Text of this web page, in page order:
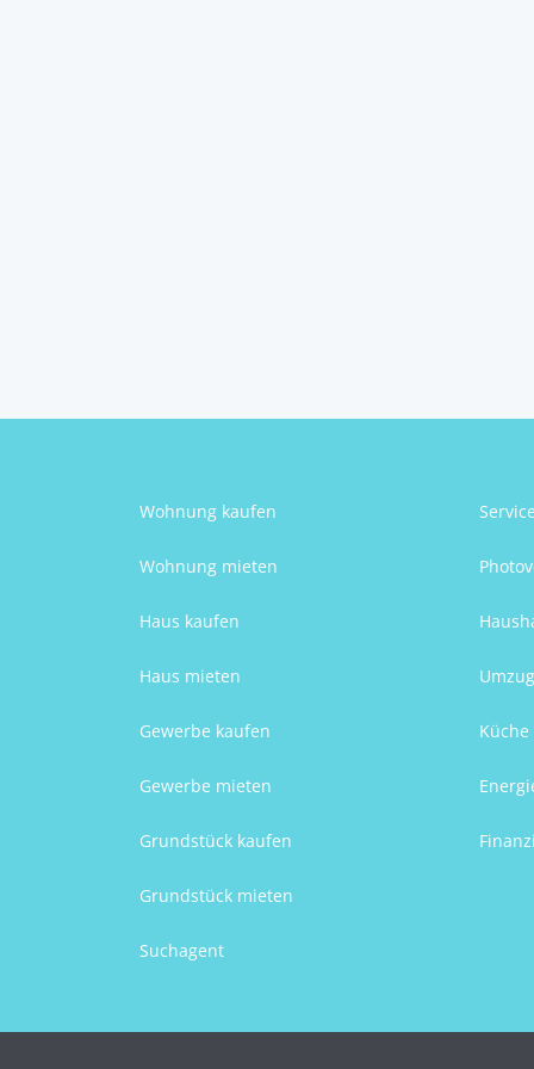
Wohnung kaufen
Wohnung mieten
Haus kaufen
Haus mieten
Gewerbe kaufen
Gewerbe mieten
Grundstück kaufen
Grundstück mieten
Suchagent